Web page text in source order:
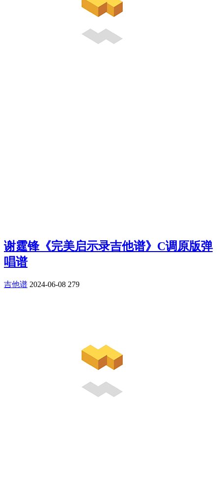
谢霆锋《完美启示录吉他谱》C调原版弹
唱谱
吉他谱 2024-06-08 279